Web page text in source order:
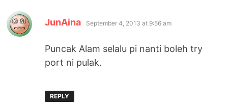
JunAina says:
September 4, 2013 at 9:56 am
Puncak Alam selalu pi nanti boleh try
port ni pulak.
REPLY